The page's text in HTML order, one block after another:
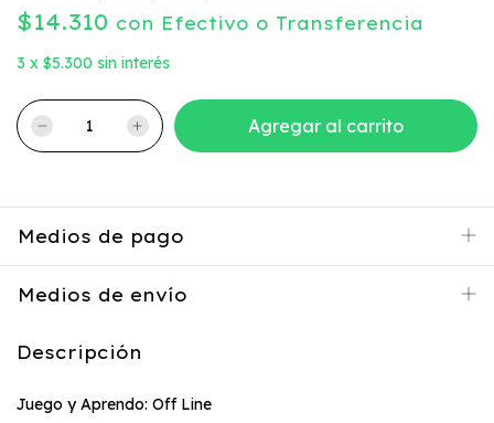
$14.310 con Efectivo o Transferencia
3 x $5.300 sin interés
Medios de pago
Medios de envío
Descripción
Juego y Aprendo: Off Line